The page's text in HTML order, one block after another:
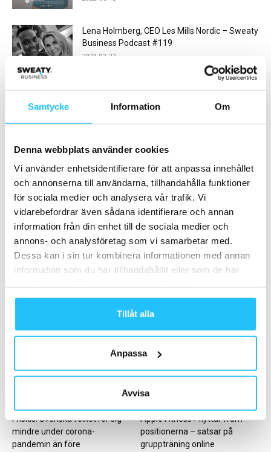
Samtycke Information Om
Denna webbplats använder cookies
Vi använder enhetsidentifierare för att anpassa innehållet
och annonserna till användarna, tillhandahålla funktioner
för sociala medier och analysera vår trafik. Vi
vidarebefordrar även sådana identifierare och annan
information från din enhet till de sociala medier och
annons- och analysföretag som vi samarbetar med.
Dessa kan i sin tur kombinera informationen med annan
information som du har tillhandahållit eller som de har
Tillåt alla
Anpassa
Avvisa
Lena Holmberg, CEO Les Mills Nordic – Sweaty
Business Podcast #119
2023-02-22
ClassPass & Mindbodys tillbakablick på 2022
2022-12-27
Ladda fler
HETAST JUST NU
Friskis: Svenska folket rör sig
mindre under corona-
pandemin än före
Apple Fitness+ flyttar fram
positionerna – satsar på
gruppträning online